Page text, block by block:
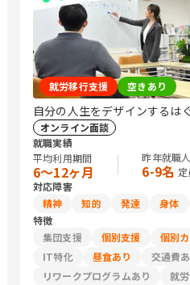
就労移行支援 空きあり
自分の人生をデザインするは
オンライン面談
就職実績
平均利用期間
6〜12ヶ月
昨年就職
6-9名
対応障害
精神
知的 発達 身体
特徴
集団支援
個別支援 個別
IT特化
昼食あり 交通費
リワークプログラムあり
就